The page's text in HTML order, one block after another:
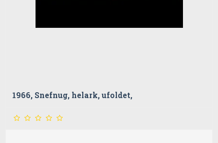
1966, Snefnug, helark, ufoldet,